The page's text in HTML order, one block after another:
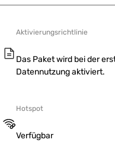
Aktivierungsrichtlinie
Das Paket wird bei der
Datennutzung aktiviert.
Hotspot
Verfügbar